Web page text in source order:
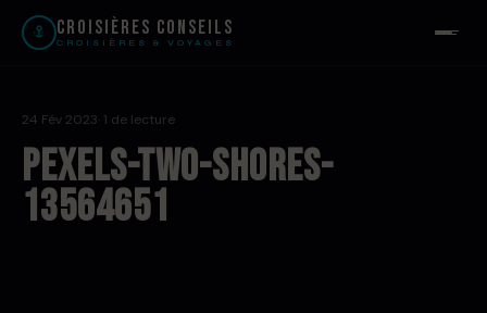
Croisières Conseils
CROISIÈRES & VOYAGES
24 Fév 2023 · 1 de lecture
pexels-two-shores-
13564651